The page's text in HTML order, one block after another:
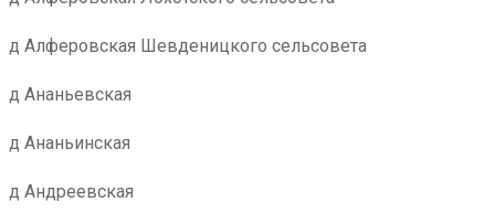
д Алферовская Шевденицкого сельсовета
д Ананьевская
д Ананьинская
д Андреевская